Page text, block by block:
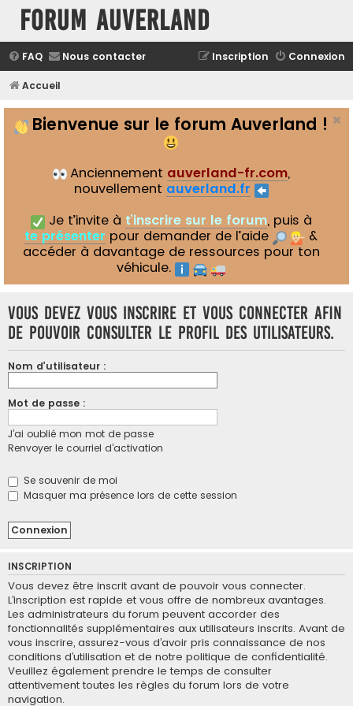
Forum Auverland
FAQ Nous contacter Connexion
Inscription
Accueil
Bienvenue sur le forum Auverland !
Anciennement auverland-fr.com,
nouvellement auverland.fr
Je t’invite à t’inscrire sur le forum, puis à
te présenter pour demander de l’aide
&
accéder à davantage de ressources pour ton
véhicule.
Vous devez vous inscrire et vous connecter afin
de pouvoir consulter le profil des utilisateurs.
Nom d’utilisateur :
Mot de passe :
J’ai oublié mon mot de passe
Renvoyer le courriel d’activation
Se souvenir de moi
Masquer ma présence lors de cette session
INSCRIPTION
Vous devez être inscrit avant de pouvoir vous connecter.
L’inscription est rapide et vous offre de nombreux avantages.
Les administrateurs du forum peuvent accorder des
fonctionnalités supplémentaires aux utilisateurs inscrits. Avant de
vous inscrire, assurez-vous d’avoir pris connaissance de nos
conditions d’utilisation et de notre politique de confidentialité.
Veuillez également prendre le temps de consulter
attentivement toutes les règles du forum lors de votre
navigation.